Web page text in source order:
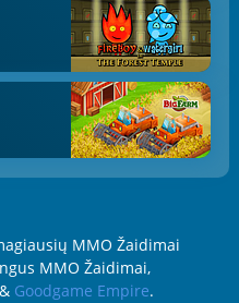
MMO Žaidimai
MMO Žaidimai,
& Goodgame Empire.